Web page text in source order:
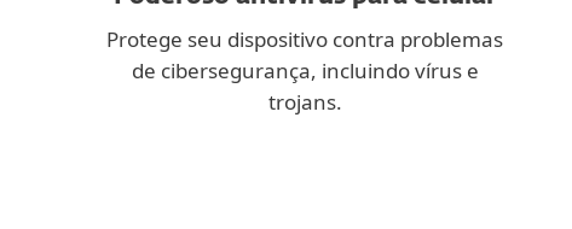
Protege seu dispositivo contra problemas
de cibersegurança, incluindo vírus e
trojans.